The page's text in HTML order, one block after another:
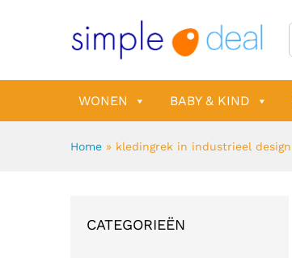
WONEN BABY & KIND
Home » kledingrek in industrieel design
CATEGORIEËN